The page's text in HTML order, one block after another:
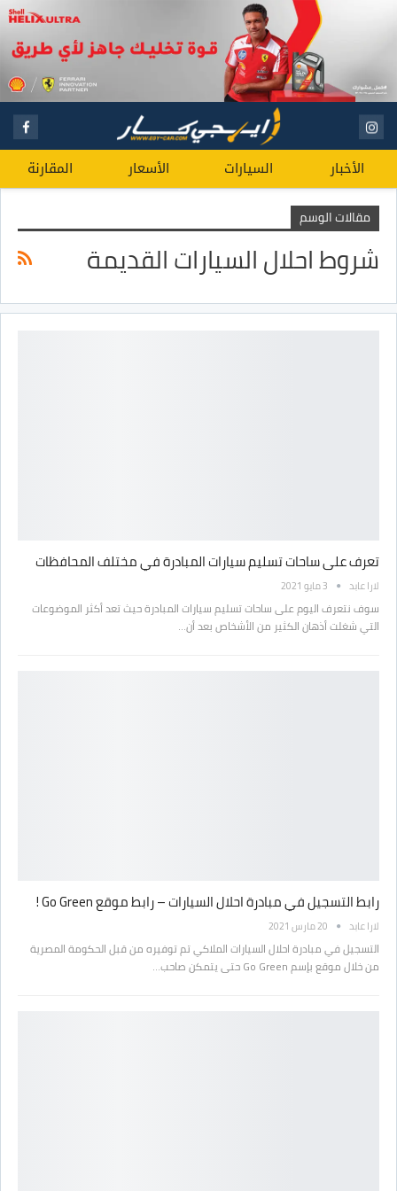
الأخبار السيارات الأسعار المقارنة
مقالات الوسم
شروط احلال السيارات القديمة
تعرف على ساحات تسليم سيارات المبادرة في مختلف المحافظات
لارا عابد 3 مايو 2021
سوف نتعرف اليوم على ساحات تسليم سيارات المبادرة حيث تعد أكثر الموضوعات
التي شغلت أذهان الكثير من الأشخاص بعد أن…
رابط التسجيل في مبادرة احلال السيارات – رابط موقع Go Green !
لارا عابد 20 مارس 2021
التسجيل في مبادرة احلال السيارات الملاكي تم توفيره من قبل الحكومة المصرية
من خلال موقع بإسم Go Green حتى يتمكن صاحب…